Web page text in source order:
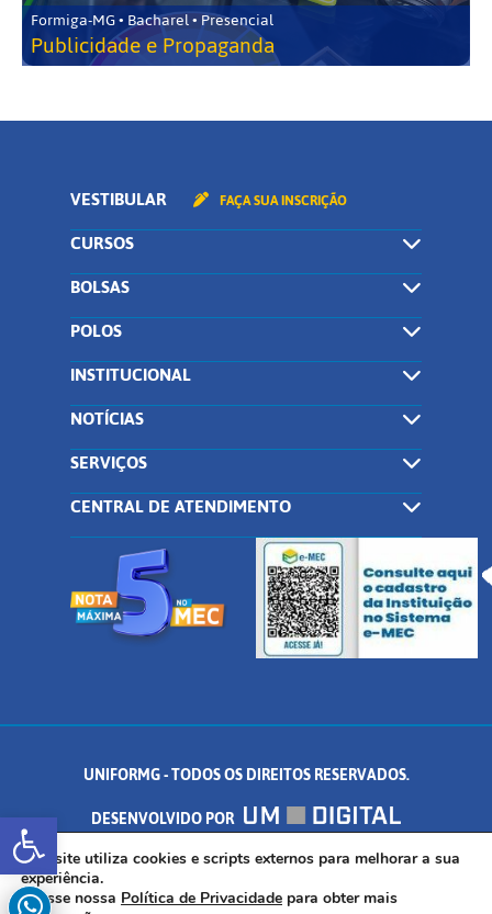
Abrir a barra de ferramentas
Formiga-MG • Bacharel • Presencial
Publicidade e Propaganda
VESTIBULAR FAÇA SUA INSCRIÇÃO
CURSOS
BOLSAS
POLOS
INSTITUCIONAL
NOTÍCIAS
SERVIÇOS
CENTRAL DE ATENDIMENTO
UNIFORMG - TODOS OS DIREITOS RESERVADOS.
DESENVOLVIDO POR
AV. DR. ARNALDO DE SENNA, 328 - PALMEIRAS, FORMIGA/MG - CEP:
35.574.530
Este site utiliza cookies e scripts externos para melhorar a sua
experiência.
Acesse nossa Política de Privacidade para obter mais